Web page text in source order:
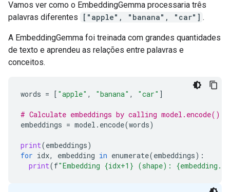
Vamos ver como o EmbeddingGemma processaria três
palavras diferentes
["apple", "banana", "car"] .
A EmbeddingGemma foi treinada com grandes quantidades
de texto e aprendeu as relações entre palavras e
conceitos.
words = [ "apple" , "banana" , "car" ]
# Calculate embeddings by calling model.encode()
embeddings = model . encode(words)
print(embeddings)
for idx, embedding in enumerate(embeddings):
print(f"Embedding {idx+1} (shape):